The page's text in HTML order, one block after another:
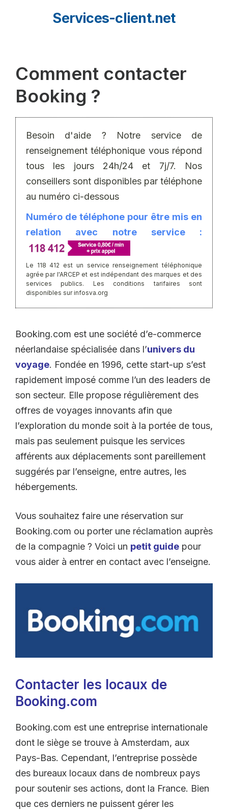
Services-client.net
Comment contacter
Booking ?
Besoin d'aide ? Notre service de
renseignement téléphonique vous répond
tous les jours 24h/24 et 7j/7. Nos
conseillers sont disponibles par téléphone
au numéro ci-dessous
Numéro de téléphone pour être mis en
relation avec notre service :
Le 118 412 est un service renseignement téléphonique
agrée par l'ARCEP et est indépendant des marques et des
services publics. Les conditions tarifaires sont
disponibles sur infosva.org
Booking.com est une société d’e-commerce
néerlandaise spécialisée dans l’univers du
voyage. Fondée en 1996, cette start-up s’est
rapidement imposé comme l’un des leaders de
son secteur. Elle propose régulièrement des
offres de voyages innovants afin que
l’exploration du monde soit à la portée de tous,
mais pas seulement puisque les services
afférents aux déplacements sont pareillement
suggérés par l’enseigne, entre autres, les
hébergements.
Vous souhaitez faire une réservation sur
Booking.com ou porter une réclamation auprès
de la compagnie ? Voici un petit guide pour
vous aider à entrer en contact avec l’enseigne.
Contacter les locaux de
Booking.com
Booking.com est une entreprise internationale
dont le siège se trouve à Amsterdam, aux
Pays-Bas. Cependant, l’entreprise possède
des bureaux locaux dans de nombreux pays
pour soutenir ses actions, dont la France. Bien
que ces derniers ne puissent gérer les